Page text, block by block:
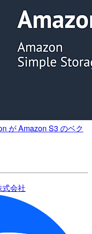
が Amazon S3 のベク
式会社